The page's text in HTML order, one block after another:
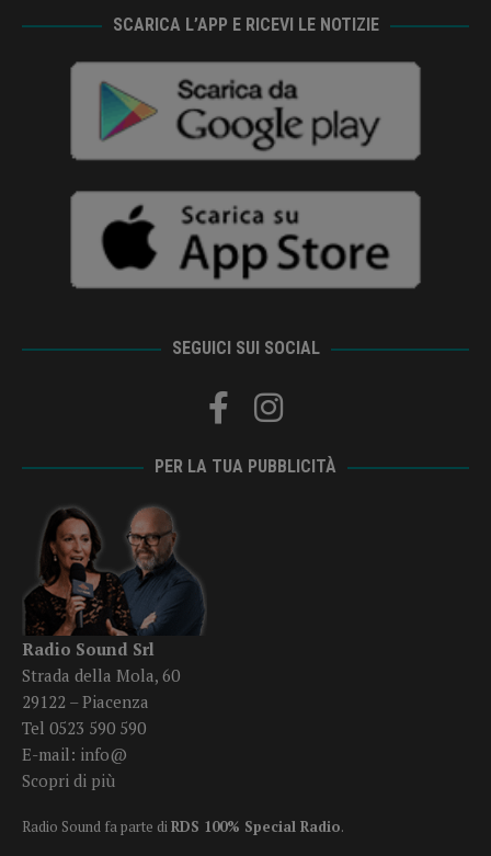
SCARICA L’APP E RICEVI LE NOTIZIE
SEGUICI SUI SOCIAL
PER LA TUA PUBBLICITÀ
Radio Sound Srl
Strada della Mola, 60
29122 – Piacenza
Tel 0523 590 590
E-mail: info@
Scopri di più
Radio Sound fa parte diRDS 100% Special Radio.